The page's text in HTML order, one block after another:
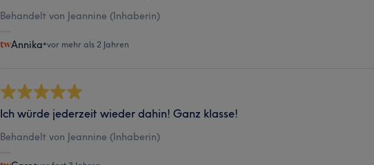
Behandelt von Jeannine (Inhaberin)
Annika•vor mehr als 2 Jahren
Ich würde jederzeit wieder dahin! Ganz klasse!
Behandelt von Jeannine (Inhaberin)